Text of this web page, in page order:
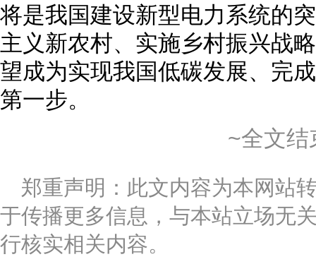
将是我国建设新型电力系统的
主义新农村、实施乡村振兴战
望成为实现我国低碳发展、完
第一步。
~全文结
郑重声明：此文内容为本网站
于传播更多信息，与本站立场无
行核实相关内容。